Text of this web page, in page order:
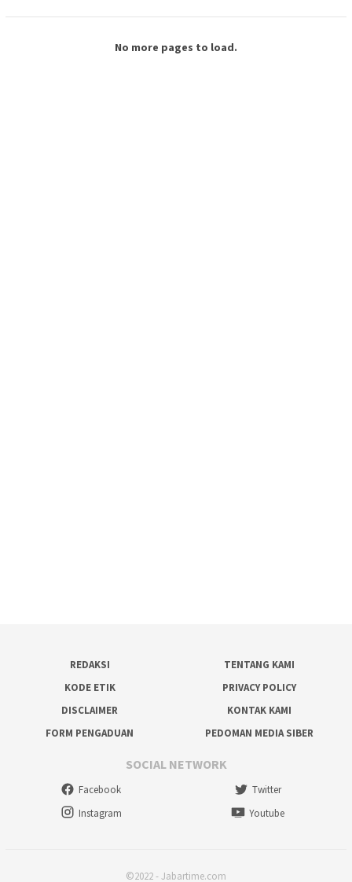
No more pages to load.
REDAKSI
TENTANG KAMI
KODE ETIK
PRIVACY POLICY
DISCLAIMER
KONTAK KAMI
FORM PENGADUAN
PEDOMAN MEDIA SIBER
SOCIAL NETWORK
Facebook
Twitter
Instagram
Youtube
©2022 - Jabartime.com